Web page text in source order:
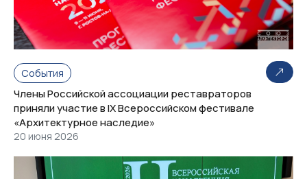
События
Члены Российской ассоциации реставраторов
приняли участие в IX Всероссийском фестивале
«Архитектурное наследие»
20 июня 2026